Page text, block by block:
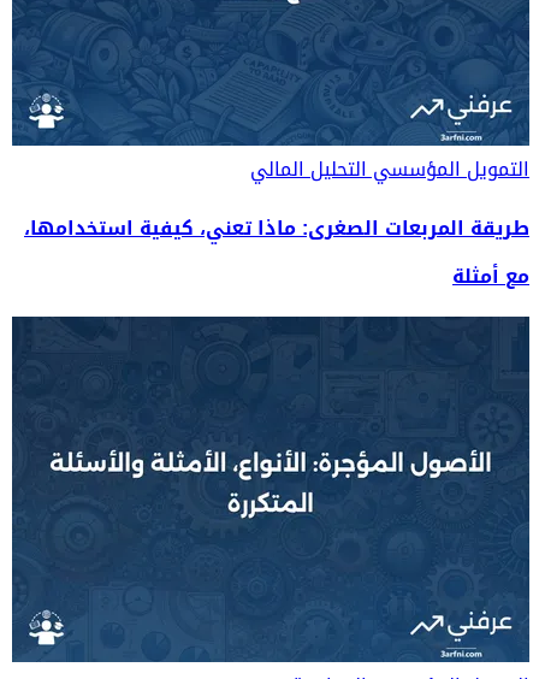
التمويل المؤسسيالتحليل المالي
طريقة المربعات الصغرى: ماذا تعني، كيفية استخدامها،
مع أمثلة